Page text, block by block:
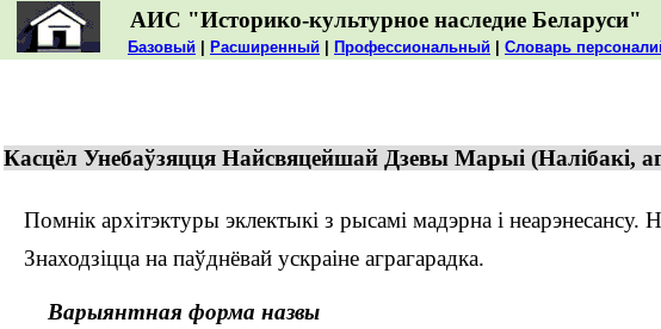
АИС "Историко-культурное наследие Беларуси"
Базовый Расширенный Профессиональный Словарь
Касцёл Унебаўзяцця Найсвяцейшай Дзевы Марыі (Налібакі,
Помнік архітэктуры эклектыкі з рысамі мадэрна і
Знаходзіцца на паўднёвай ускраіне аграгарадка.
Варыянтная форма назвы